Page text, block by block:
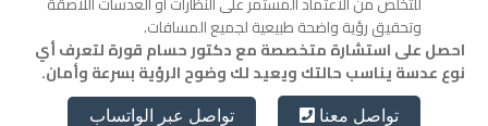
وتحقيق رؤية واضحة طبيعية لجميع المسافات.
احصل على استشارة متخصصة مع دكتور حسام قورة لتعرف أي
نوع عدسة يناسب حالتك ويعيد لك وضوح الرؤية بسرعة وأمان.
تواصل معنا تواصل عبر الواتساب